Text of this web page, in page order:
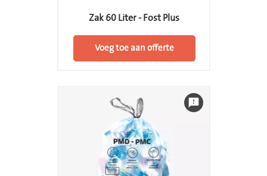
Zak 60 Liter - Fost Plus
Voeg toe aan offerte
feedback